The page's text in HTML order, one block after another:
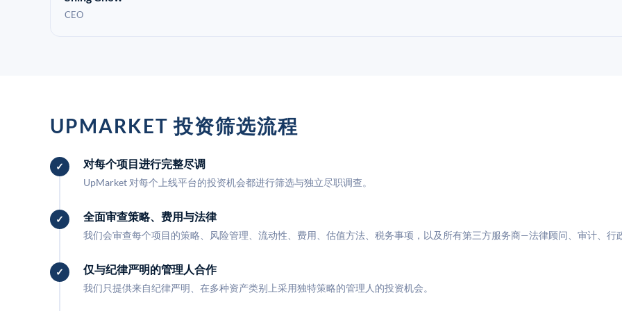
CEO
UPMARKET 投资筛选流程
对每个项目进行完整尽调
UpMarket 对每个上线平台的投资机会都进行筛选与独立尽职调查。
全面审查策略、费用与法律
我们会审查每个项目的策略、风险管理、流动性、费用、估值方法、税务事项，以及所有第三方服务商—法律顾问、审计、行
仅与纪律严明的管理人合作
我们只提供来自纪律严明、在多种资产类别上采用独特策略的管理人的投资机会。